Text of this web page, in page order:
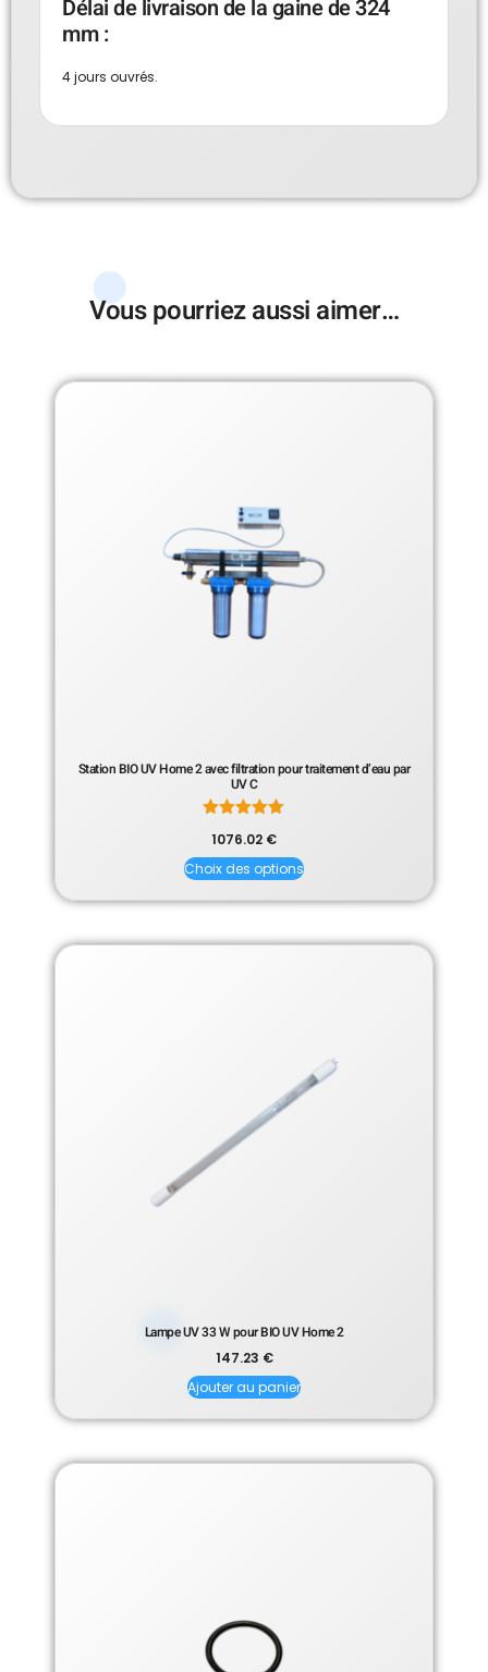
Délai de livraison de la gaine de 324
mm :
4 jours ouvrés.
Vous pourriez aussi aimer…
Station BIO UV Home 2 avec filtration pour traitement d’eau par
UV C
5.00
sur 5
1076.02 €
Choix des options
Lampe UV 33 W pour BIO UV Home 2
147.23 €
Ajouter au panier